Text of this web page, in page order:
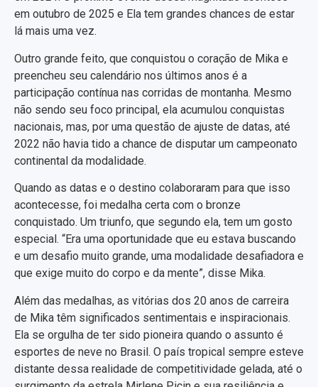
em outubro de 2025 e Ela tem grandes chances de estar
lá mais uma vez.
Outro grande feito, que conquistou o coração de Mika e
preencheu seu calendário nos últimos anos é a
participação contínua nas corridas de montanha. Mesmo
não sendo seu foco principal, ela acumulou conquistas
nacionais, mas, por uma questão de ajuste de datas, até
2022 não havia tido a chance de disputar um campeonato
continental da modalidade.
Quando as datas e o destino colaboraram para que isso
acontecesse, foi medalha certa com o bronze
conquistado. Um triunfo, que segundo ela, tem um gosto
especial. “Era uma oportunidade que eu estava buscando
e um desafio muito grande, uma modalidade desafiadora e
que exige muito do corpo e da mente”, disse Mika.
Além das medalhas, as vitórias dos 20 anos de carreira
de Mika têm significados sentimentais e inspiracionais.
Ela se orgulha de ter sido pioneira quando o assunto é
esportes de neve no Brasil. O país tropical sempre esteve
distante dessa realidade de competitividade gelada, até o